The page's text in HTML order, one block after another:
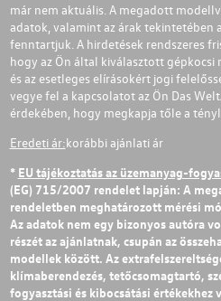
már nem aktuális. A megadott
adatok, valamint az árak tekintetében
fenntartjuk. A hirdetések rendszeres
hogy az Ön által kiválasztott gépkocsi
és az esetleges elírásokért jogi
vegye fel a kapcsolatot az Ön Das
érdekében, hogy megkapja tőle a
Eredeti ár:korábbi ajánlati ár
* EU tájékoztatás az üzemanyag-
(EG) 715/2007 rendelet lapján: A
rendeletben meghatározott mérési
Az adatok nem egy bizonyos autóra
részét az ajánlatnak, csupán az
modellek között. Az
klímaberendezés, tetőcsomagtartó,
fogyasztási és kibocsátási értékekhez